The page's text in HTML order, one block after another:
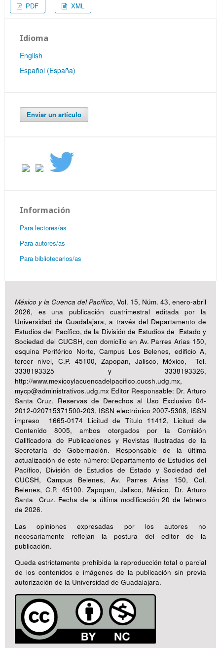
PDF
XML
Idioma
English
Español (España)
Enviar un artículo
Información
Para lectores/as
Para autores/as
Para bibliotecarios/as
México y la Cuenca del Pacífico, Vol. 15, Núm. 43, enero-abril
2026, es una publicación cuatrimestral editada por la
Universidad de Guadalajara, a través del Departamento de
Estudios del Pacífico, de la División de Estudios de Estado y
Sociedad del CUCSH, con domicilio en Av. Parres Arias 150,
esquina Periférico Norte, Campus Los Belenes, edificio A,
tercer nivel, C.P. 45100, Zapopan, Jalisco, México, Tel.
3338193325 y 3338193326,
http://www.mexicoylacuencadelpacifico.cucsh.udg.mx,
mycp@administrativos.udg.mx Editor Responsable: Dr. Arturo
Santa Cruz. Reservas de Derechos al Uso Exclusivo 04-
2012-020715371500-203, ISSN electrónico 2007-5308, ISSN
impreso 1665-0174 Licitud de Título 11412, Licitud de
Contenido 8005, ambos otorgados por la Comisión
Calificadora de Publicaciones y Revistas Ilustradas de la
Secretaría de Gobernación. Responsable de la última
actualización de este número: Departamento de Estudios del
Pacífico, División de Estudios de Estado y Sociedad del
CUCSH, Campus Belenes, Av. Parres Arias 150, Col.
Belenes, C.P. 45100. Zapopan, Jalisco, México, Dr. Arturo
Santa Cruz. Fecha de la última modificación 20 de febrero
de 2026.
Las opiniones expresadas por los autores no
necesariamente reflejan la postura del editor de la
publicación.
Queda estrictamente prohibida la reproducción total o parcial
de los contenidos e imágenes de la publicación sin previa
autorización de la Universidad de Guadalajara.